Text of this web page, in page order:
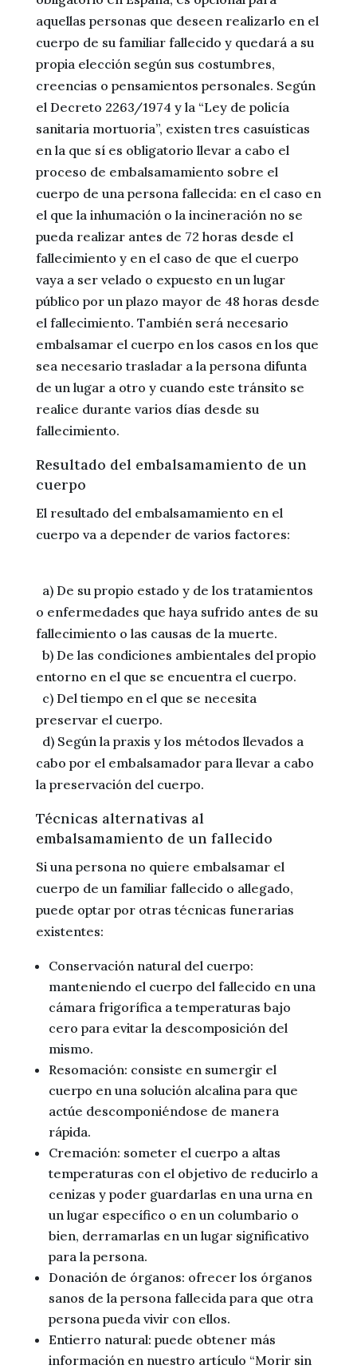
aquellas personas que deseen realizarlo en el
cuerpo de su familiar fallecido y quedará a su
propia elección según sus costumbres,
creencias o pensamientos personales. Según
el Decreto 2263/1974 y la “Ley de policía
sanitaria mortuoria”, existen tres casuísticas
en la que sí es obligatorio llevar a cabo el
proceso de embalsamamiento sobre el
cuerpo de una persona fallecida: en el caso en
el que la inhumación o la incineración no se
pueda realizar antes de 72 horas desde el
fallecimiento y en el caso de que el cuerpo
vaya a ser velado o expuesto en un lugar
público por un plazo mayor de 48 horas desde
el fallecimiento. También será necesario
embalsamar el cuerpo en los casos en los que
sea necesario trasladar a la persona difunta
de un lugar a otro y cuando este tránsito se
realice durante varios días desde su
fallecimiento.
Resultado del embalsamamiento de un
cuerpo
El resultado del embalsamamiento en el
cuerpo va a depender de varios factores:
a) De su propio estado y de los tratamientos
o enfermedades que haya sufrido antes de su
fallecimiento o las causas de la muerte.
b) De las condiciones ambientales del propio
entorno en el que se encuentra el cuerpo.
c) Del tiempo en el que se necesita
preservar el cuerpo.
d) Según la praxis y los métodos llevados a
cabo por el embalsamador para llevar a cabo
la preservación del cuerpo.
Técnicas alternativas al
embalsamamiento de un fallecido
Si una persona no quiere embalsamar el
cuerpo de un familiar fallecido o allegado,
puede optar por otras técnicas funerarias
existentes:
Conservación natural del cuerpo:
manteniendo el cuerpo del fallecido en una
cámara frigorífica a temperaturas bajo
cero para evitar la descomposición del
mismo.
Resomación: consiste en sumergir el
cuerpo en una solución alcalina para que
actúe descomponiéndose de manera
rápida.
Cremación: someter el cuerpo a altas
temperaturas con el objetivo de reducirlo a
cenizas y poder guardarlas en una urna en
un lugar específico o en un columbario o
bien, derramarlas en un lugar significativo
para la persona.
Donación de órganos: ofrecer los órganos
sanos de la persona fallecida para que otra
persona pueda vivir con ellos.
Entierro natural: puede obtener más
información en nuestro artículo “Morir sin